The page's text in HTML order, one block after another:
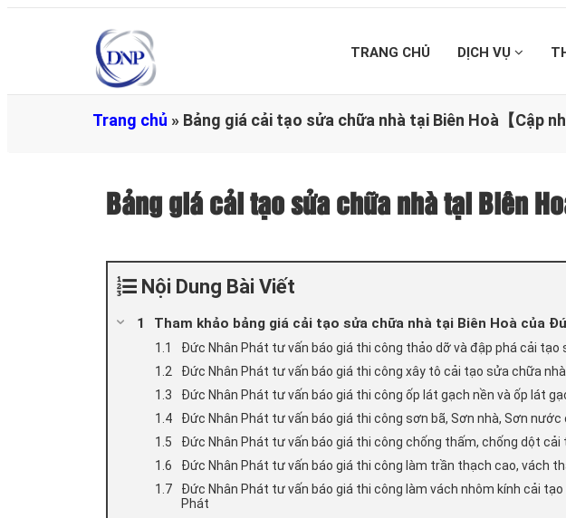
TRANG CHỦ DỊCH VỤ
Trang chủ » Bảng giá cải tạo sửa chữa nhà tại Biên Hoà【Cập
Bảng giá cải tạo sửa chữa nhà tại Biên
Nội Dung Bài Viết
Tham khảo bảng giá cải tạo sửa chữa nhà tại Biên Hoà của
Đức Nhân Phát tư vấn báo giá thi công thảo dỡ và đập phá cải tạo
Đức Nhân Phát tư vấn báo giá thi công xây tô cải tạo sửa chữa
Đức Nhân Phát tư vấn báo giá thi công ốp lát gạch nền và ốp lát
Đức Nhân Phát tư vấn báo giá thi công sơn bã, Sơn nhà, Sơn
Đức Nhân Phát tư vấn báo giá thi công chống thấm, chống dột cải
Đức Nhân Phát tư vấn báo giá thi công làm trần thạch cao, vách
Đức Nhân Phát tư vấn báo giá thi công làm vách nhôm kính cải
Phát